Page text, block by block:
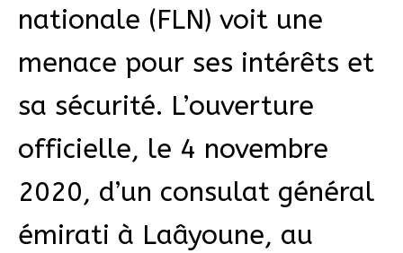
nationale (FLN) voit une
menace pour ses intérêts et
sa sécurité. L’ouverture
officielle, le 4 novembre
2020, d’un consulat général
émirati à Laâyoune, au